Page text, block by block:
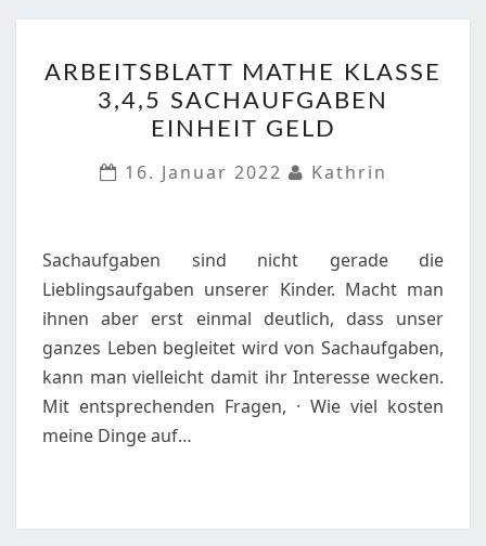
MATHE
KLASSE
3,4,5
SACHAUFGABEN
ARBEITSBLATT MATHE KLASSE
3,4,5 SACHAUFGABEN
EINHEIT GELD
16. Januar 2022
Kathrin
Sachaufgaben sind nicht gerade die
Lieblingsaufgaben unserer Kinder. Macht man
ihnen aber erst einmal deutlich, dass unser
ganzes Leben begleitet wird von Sachaufgaben,
kann man vielleicht damit ihr Interesse wecken.
Mit entsprechenden Fragen, · Wie viel kosten
meine Dinge auf…